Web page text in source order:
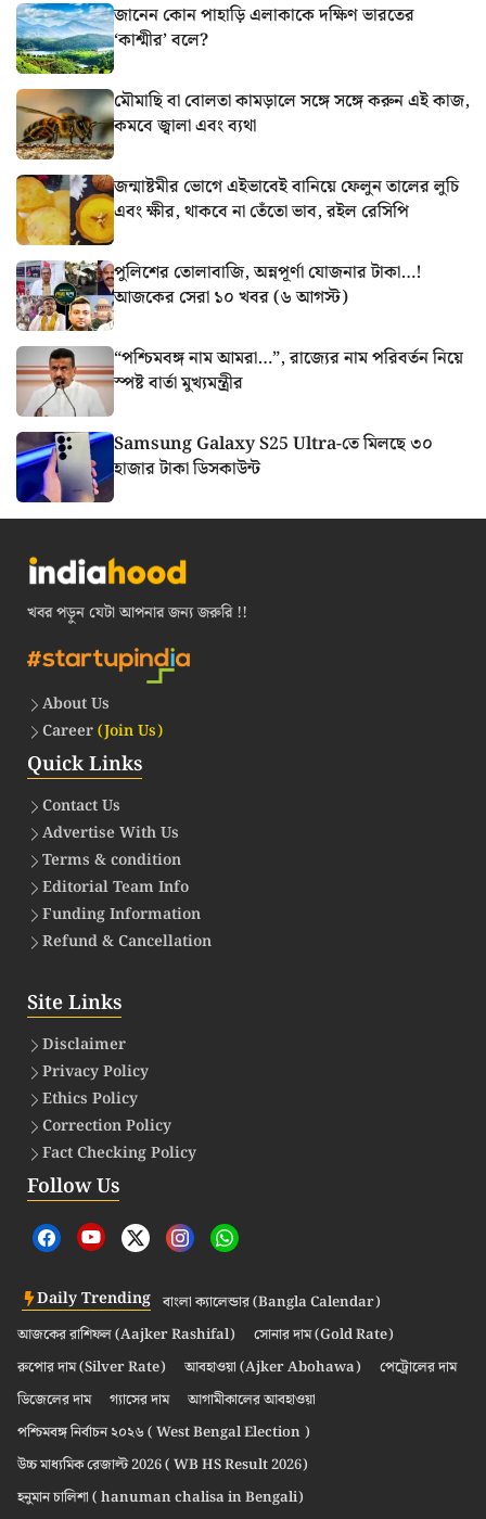
জানেন কোন পাহাড়ি এলাকাকে দক্ষিণ ভারতের
‘কাশ্মীর’ বলে?
মৌমাছি বা বোলতা কামড়ালে সঙ্গে সঙ্গে করুন এই কাজ,
কমবে জ্বালা এবং ব্যথা
জন্মাষ্টমীর ভোগে এইভাবেই বানিয়ে ফেলুন তালের লুচি
এবং ক্ষীর, থাকবে না তেঁতো ভাব, রইল রেসিপি
পুলিশের তোলাবাজি, অন্নপূর্ণা যোজনার টাকা…!
আজকের সেরা ১০ খবর (৬ আগস্ট)
“পশ্চিমবঙ্গ নাম আমরা…”, রাজ্যের নাম পরিবর্তন নিয়ে
স্পষ্ট বার্তা মুখ্যমন্ত্রীর
Samsung Galaxy S25 Ultra-তে মিলছে ৩০
হাজার টাকা ডিসকাউন্ট
খবর পড়ুন যেটা আপনার জন্য জরুরি !!
About Us
Career(Join Us)
Quick Links
Contact Us
Advertise With Us
Terms & condition
Editorial Team Info
Funding Information
Refund & Cancellation
Site Links
Disclaimer
Privacy Policy
Ethics Policy
Correction Policy
Fact Checking Policy
Follow Us
Daily Trending বাংলা ক্যালেন্ডার (Bangla Calendar)
আজকের রাশিফল (Aajker Rashifal)
সোনার দাম (Gold Rate)
রুপোর দাম (Silver Rate)
আবহাওয়া (Ajker Abohawa)
পেট্রোলের দাম
ডিজেলের দাম
গ্যাসের দাম
আগামীকালের আবহাওয়া
পশ্চিমবঙ্গ নির্বাচন ২০২৬ ( West Bengal Election )
উচ্চ মাধ্যমিক রেজাল্ট 2026 ( WB HS Result 2026)
হনুমান চালিশা ( hanuman chalisa in Bengali)